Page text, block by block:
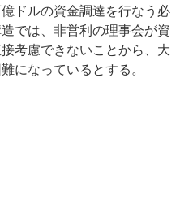
ドルの資金調達を行なう必
では、非営利の理事会が資
考慮できないことから、大
になっているとする。